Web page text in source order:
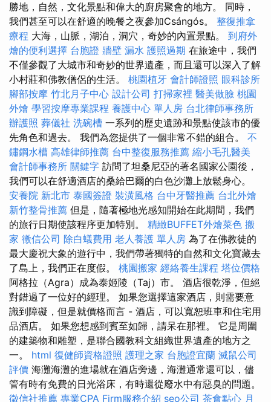
勝地，自然，文化景點和偉大的廚房聚會的地方。 同時，
我們甚至可以在舒適的晚餐之夜參加Csángós。 整復推拿
療程 大海，山脈，湖泊，洞穴，奇妙的內置景點。 到府外
燴的便利選擇 台胞證 牆壁 漏水 護照過期 在旅途中，我們
不僅參觀了大城市和奇妙的世界遺產，而且還可以深入了解
小村莊和佛教僧侶的生活。 桃園植牙 會計師證照 眼科診所
腳部按摩 竹北月子中心 設計公司 打掃家裡 醫美做臉 桃園
外燴 學習按摩專業課程 養護中心 單人房 台北律師事務所
辦護照 葬儀社 洗碗槽 一系列的歷史遺跡和景點使該市的優
先角色和過去。 我們為您提供了一個非常不錯的組合。 不
鏽鋼水槽 高雄律師推薦 台中整復服務推薦 縮小毛孔醫美
會計師事務所 關鍵字 訪問了坦桑尼亞的著名國家公園後，
我們可以在舒適酒店的桑給巴爾的白色沙灘上放鬆身心。
安養院 新北市 泰國簽證 裝潢風格 台中牙醫推薦 台北外燴
新竹整骨推薦 但是，隨著極地光感知開始在此期間，我們
的旅行日期使該程序更加特別。 精緻BUFFET外燴菜色 搬
家 徵信公司 除白蟻費用 老人養護 單人房 為了在佛教徒的
最大慶祝大象的遊行中，我們帶著獨特的自然和文化寶藏去
了島上，我們正在度假。 桃園搬家 經絡養生課程 塔位價格
阿格拉（Agra）成為泰姬陵（Taj）市。 酒店很乾淨，但絕
對錯過了一位好的經理。 如果您選擇這家酒店，則需要意
識到障礙，但是就價格而言 - 酒店，可以寬恕班車和住宅用
品酒店。 如果您想感到賓至如歸，請呆在那裡。 它是周圍
的建築物和雕塑，是聯合國教科文組織世界遺產的地方之
一。 html 復健師資格證照 護理之家 台胞證宜蘭 滅鼠公司
評價 海灘海灘的進場就在酒店旁邊，海灘通常還可以，儘
管有時有免費的日光浴床，有時還從廢水中有惡臭的問題。
徵信社推薦 專業CPA Firm服務介紹 seo公司 茶會點心 月